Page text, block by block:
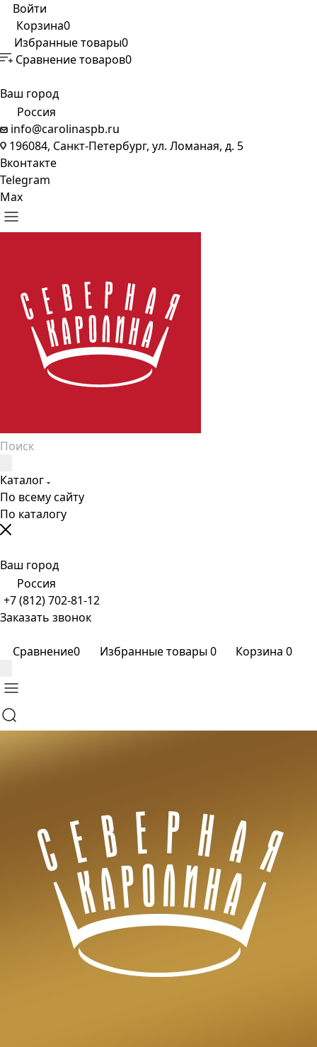
Войти
Корзина0
Избранные товары0
Сравнение товаров0
Ваш город
Россия
info@carolinaspb.ru
196084, Санкт-Петербург, ул. Ломаная, д. 5
Вконтакте
Telegram
Max
Каталог
По всему сайту
По каталогу
Ваш город
Россия
+7 (812) 702-81-12
Заказать звонок
Сравнение0 Избранные товары0 Корзина 0